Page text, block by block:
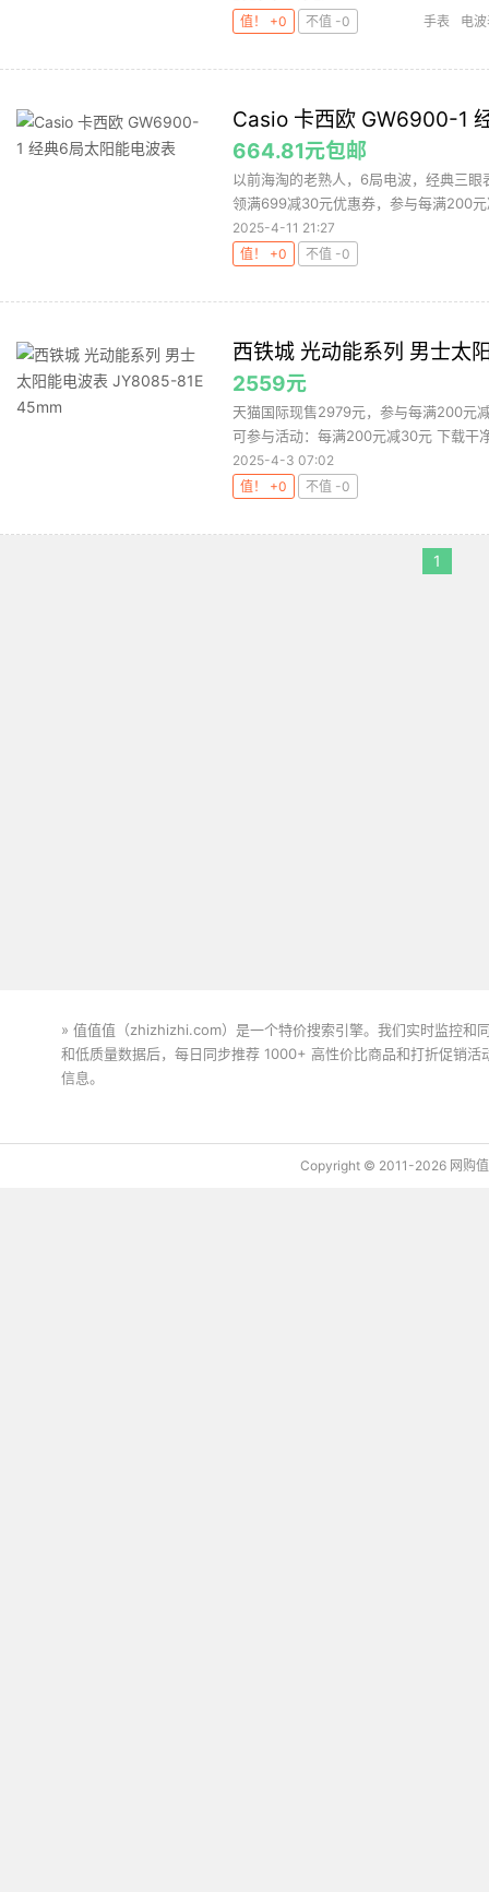
值！ +0
不值 -0 手表 电
Casio 卡西欧 GW6900-1
664.81元包邮
以前海淘的老熟人，6局电波，经典三
领满699减30元优惠券，参与每满200
2025-4-11 21:27
值！ +0
不值 -0
西铁城 光动能系列 男士太
2559元
天猫国际现售2979元，参与每满200元
可参与活动：每满200元减30元 下载干
2025-4-3 07:02
值！ +0
不值 -0
1
» 值值值（zhizhizhi.com）是一个特价搜索引擎。我们实时监控和
和低质量数据后，每日同步推荐 1000+ 高性价比商品和打折促销
信息。
Copyright © 2011-2026 网购